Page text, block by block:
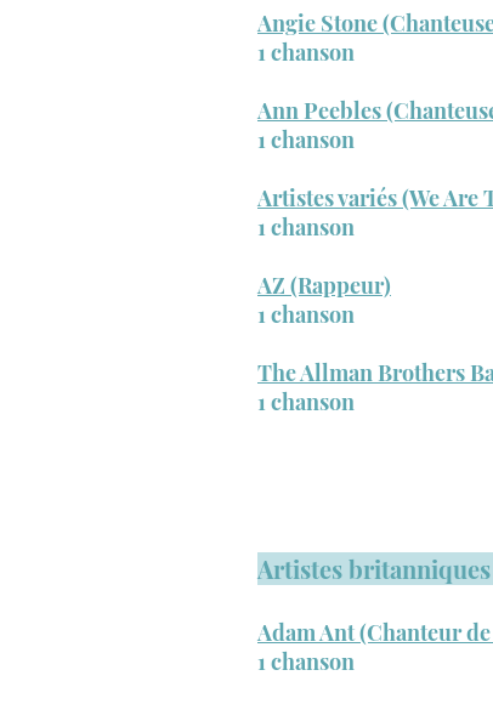
Angie Stone
1 chanson
Ann Peebles
1 chanson
Artistes variés (We Are
1 chanson
AZ (Rappeur)
1 chanson
The Allman Brothers
1 chanson
Artistes britanniques
Adam Ant (Chanteur de
1 chanson